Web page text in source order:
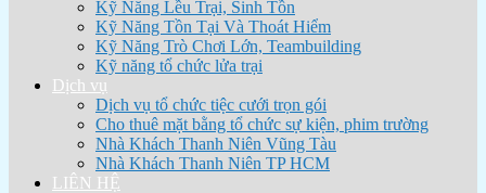
Kỹ Năng Lều Trại, Sinh Tồn
Kỹ Năng Tồn Tại Và Thoát Hiểm
Kỹ Năng Trò Chơi Lớn, Teambuilding
Kỹ năng tổ chức lửa trại
Dịch vụ
Dịch vụ tổ chức tiệc cưới trọn gói
Cho thuê mặt bằng tổ chức sự kiện, phim trường
Nhà Khách Thanh Niên Vũng Tàu
Nhà Khách Thanh Niên TP HCM
LIÊN HỆ